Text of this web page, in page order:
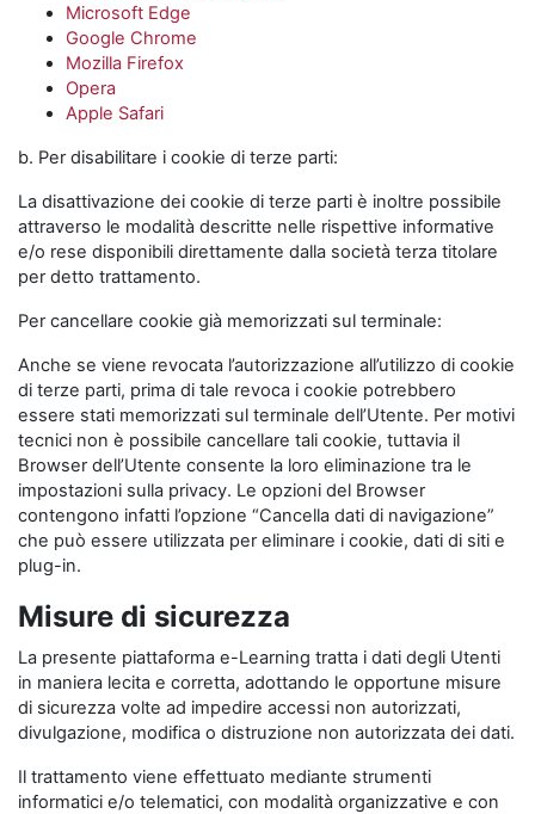
Microsoft Edge
Google Chrome
Mozilla Firefox
Opera
Apple Safari
b. Per disabilitare i cookie di terze parti:
La disattivazione dei cookie di terze parti è inoltre possibile
attraverso le modalità descritte nelle rispettive informative
e/o rese disponibili direttamente dalla società terza titolare
per detto trattamento.
Per cancellare cookie già memorizzati sul terminale:
Anche se viene revocata l’autorizzazione all’utilizzo di cookie
di terze parti, prima di tale revoca i cookie potrebbero
essere stati memorizzati sul terminale dell’Utente. Per motivi
tecnici non è possibile cancellare tali cookie, tuttavia il
Browser dell’Utente consente la loro eliminazione tra le
impostazioni sulla privacy. Le opzioni del Browser
contengono infatti l’opzione “Cancella dati di navigazione”
che può essere utilizzata per eliminare i cookie, dati di siti e
plug-in.
Misure di sicurezza
La presente piattaforma e-Learning tratta i dati degli Utenti
in maniera lecita e corretta, adottando le opportune misure
di sicurezza volte ad impedire accessi non autorizzati,
divulgazione, modifica o distruzione non autorizzata dei dati.
Il trattamento viene effettuato mediante strumenti
informatici e/o telematici, con modalità organizzative e con